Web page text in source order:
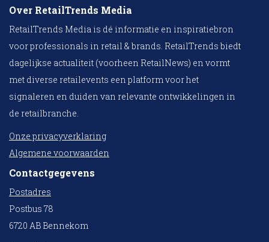
Over RetailTrends Media
RetailTrends Media is dé informatie en inspiratiebron
voor professionals in retail & brands. RetailTrends biedt
dagelijkse actualiteit (voorheen RetailNews) en vormt
met diverse retailevents een platform voor het
signaleren en duiden van relevante ontwikkelingen in
de retailbranche.
Onze privacyverklaring
Algemene voorwaarden
Contactgegevens
Postadres
Postbus 78
6720 AB Bennekom